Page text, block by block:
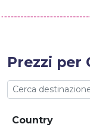
Prezzi per
Country